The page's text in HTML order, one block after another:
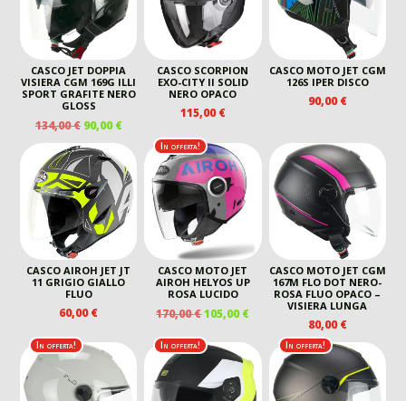
CASCO JET DOPPIA
VISIERA CGM 169G ILLI
SPORT GRAFITE NERO
GLOSS
134,00€ IL
PREZZO
ORIGINALE
ERA:
134,00 €.
90,00€IL
PREZZO
ATTUALE
È:
90,00 €.
CASCO SCORPION
EXO-CITY II SOLID
NERO OPACO
115,00€
CASCO MOTO JET CGM
126S IPER DISCO
90,00€
CASCO AIROH JET JT
11 GRIGIO GIALLO
FLUO
60,00€
In offerta!
CASCO MOTO JET
AIROH HELYOS UP
ROSA LUCIDO
170,00€IL
ORIGINALE
ERA:
170,00 €.
105,00€IL
ATTUALE
È:
105,00 €.
CASCO MOTO JET CGM
167M FLO DOT NERO-
ROSA FLUO OPACO –
VISIERA LUNGA
80,00€
In offerta! In offerta! In offerta!